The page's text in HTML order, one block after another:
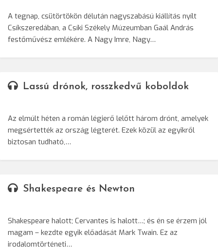
A tegnap, csütörtökön délután nagyszabású kiállítás nyílt
Csíkszeredában, a Csíki Székely Múzeumban Gaál András
festőművész emlékére. A Nagy Imre, Nagy…
Lassú drónok, rosszkedvű koboldok
Az elmúlt héten a román légierő lelőtt három drónt, amelyek
megsértették az ország légterét. Ezek közül az egyikről
biztosan tudható,…
Shakespeare és Newton
Shakespeare halott; Cervantes is halott…; és én se érzem jól
magam – kezdte egyik előadását Mark Twain. Ez az
irodalomtörténeti…